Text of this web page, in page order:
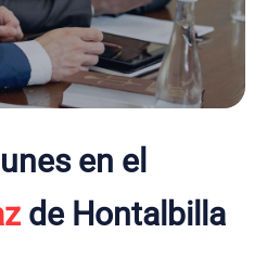
en el
de Hontalbilla